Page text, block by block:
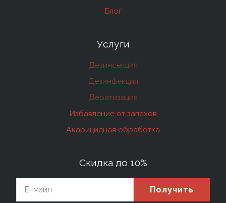
Блог
Услуги
Дезинсекция
Дезинфекция
Дератизация
Избавление от запахов
Акарицидная обработка
Скидка до 10%
Получить